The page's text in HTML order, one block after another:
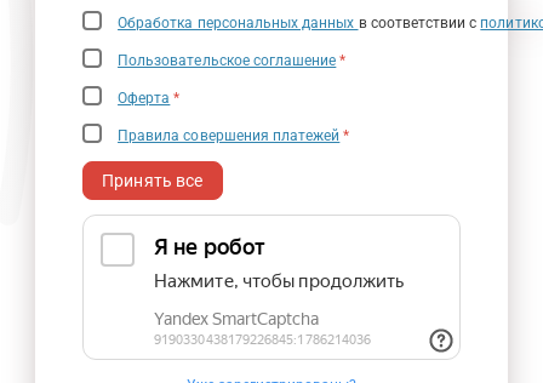
Обработка персональных данных в соответствии с
Пользовательское соглашение *
Оферта *
Правила совершения платежей *
Принять все